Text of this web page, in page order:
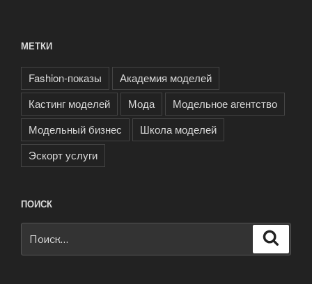
МЕТКИ
Fashion-показы
Академия моделей
Кастинг моделей
Мода
Модельное агентство
Модельный бизнес
Школа моделей
Эскорт услуги
ПОИСК